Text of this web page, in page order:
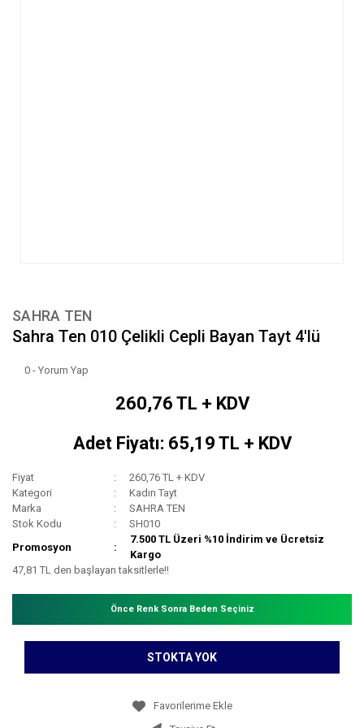
SAHRA TEN
Sahra Ten 010 Çelikli Cepli Bayan Tayt 4'lü
0 - Yorum Yap
260,76 TL + KDV
Adet Fiyatı: 65,19 TL + KDV
Fiyat
260,76 TL + KDV
Kategori
Kadın Tayt
Marka
SAHRA TEN
Stok Kodu
SH010
Promosyon
7.500 TL Üzeri %10 İndirim ve Ücretsiz
Kargo
47,81 TL den başlayan taksitlerle!!
Önce Renk Sonra Beden Seçiniz
STOKTA YOK